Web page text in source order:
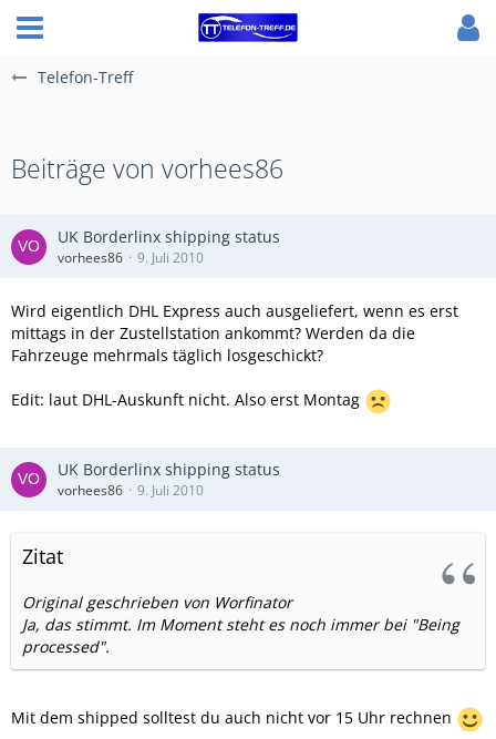
Telefon-Treff
Beiträge von vorhees86
UK Borderlinx shipping status
vorhees86 9. Juli 2010
Wird eigentlich DHL Express auch ausgeliefert, wenn es erst
mittags in der Zustellstation ankommt? Werden da die
Fahrzeuge mehrmals täglich losgeschickt?
Edit: laut DHL-Auskunft nicht. Also erst Montag
UK Borderlinx shipping status
vorhees86 9. Juli 2010
Zitat
Original geschrieben von Worfinator
Ja, das stimmt. Im Moment steht es noch immer bei "Being
processed".
Mit dem shipped solltest du auch nicht vor 15 Uhr rechnen